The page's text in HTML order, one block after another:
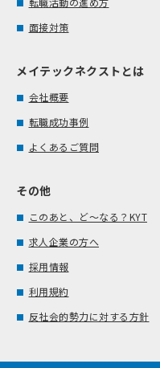
面接対策
メイテックネクストとは
会社概要
転職成功事例
よくあるご質問
その他
このあと、ど～なる？KYT
求人企業の方へ
採用情報
利用規約
反社会的勢力に対する方針